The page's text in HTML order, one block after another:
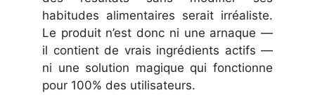
habitudes alimentaires serait irréaliste.
Le produit n’est donc ni une arnaque —
il contient de vrais ingrédients actifs —
ni une solution magique qui fonctionne
pour 100% des utilisateurs.